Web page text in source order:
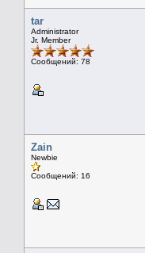
tar
Administrator
Jr. Member
Сообщений: 78
Zain
Newbie
Сообщений: 16